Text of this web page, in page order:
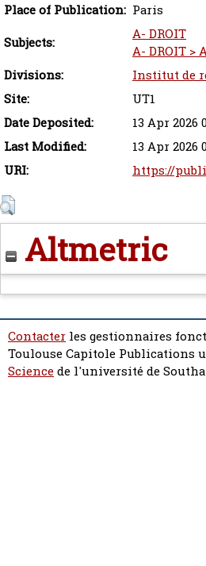
Place of Publication: Paris
Subjects:
A- DROIT
A- DROIT >
Divisions:
Institut de
Site:
UT1
Date Deposited:
13 Apr 2026
Last Modified:
13 Apr 2026
URI:
https://
Altmetric
Contacter les gestionnaires
Toulouse Capitole Publications
Sciencede l'université de